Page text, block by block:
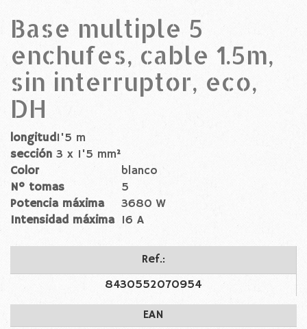
Base multiple 5
enchufes, cable 1.5m,
sin interruptor, eco,
DH
longitud1'5 m
sección 3 x 1'5 mm²
Color
blanco
Nº tomas
5
Potencia máxima
3680 W
Intensidad máxima 16 A
Ref.:
8430552070954
EAN